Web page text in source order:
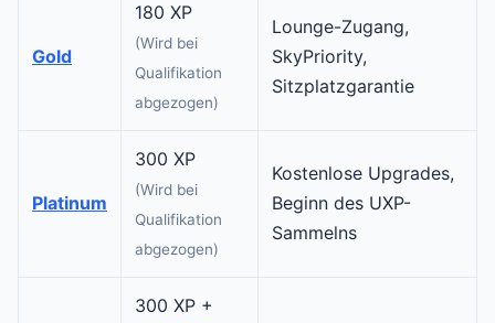
Gold
180 XP
(Wird bei
Qualifikation
abgezogen)
Lounge-Zugang,
SkyPriority,
Sitzplatzgarantie
Platinum
300 XP
(Wird bei
Qualifikation
abgezogen)
Kostenlose Upgrades,
Beginn des UXP-
Sammelns
300 XP +